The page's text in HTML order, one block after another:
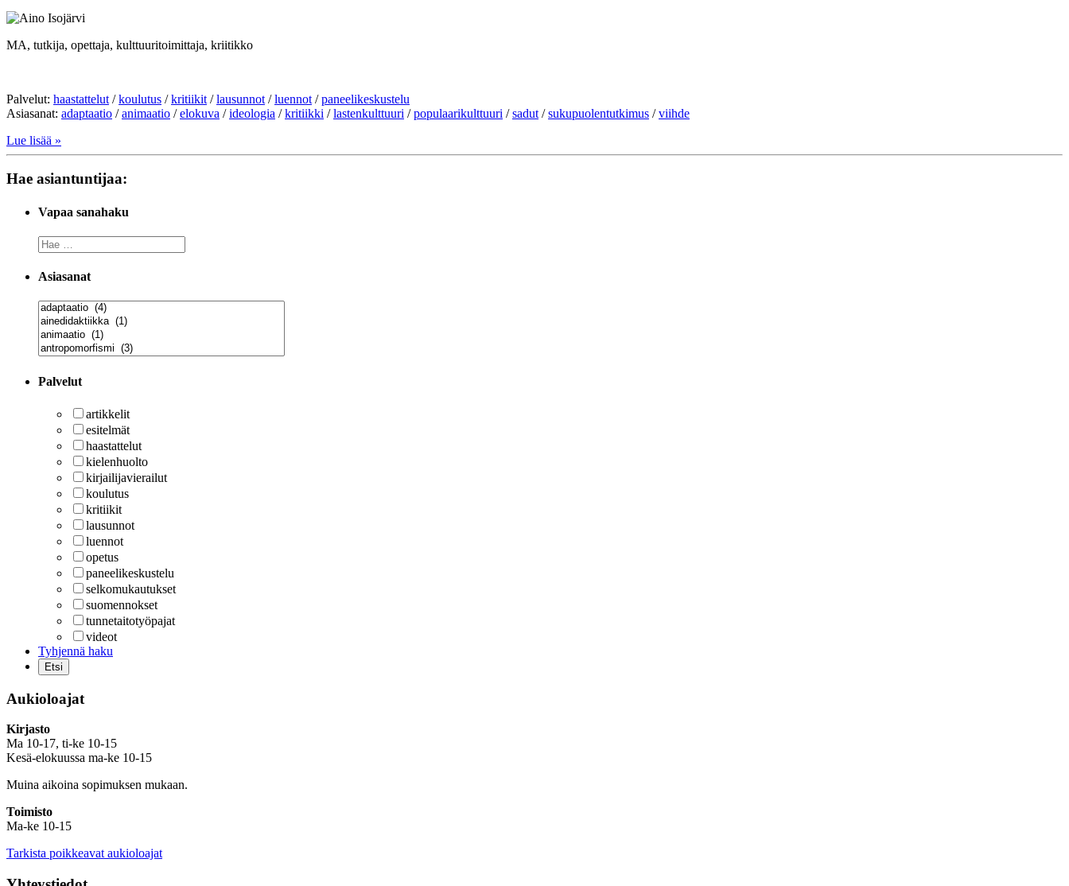
MA, tutkija, opettaja, kulttuuritoimittaja, kriitikko
Palvelut: haastattelut /koulutus /kritiikit /lausunnot /luennot /paneelikeskustelu
Asiasanat: adaptaatio /animaatio /elokuva /ideologia /kritiikki /lastenkulttuuri /populaarikulttuuri /sadut /sukupuolentutkimus /viihde
Lue lisää »
Hae asiantuntijaa:
Vapaa sanahaku
Asiasanat
Palvelut
artikkelit
esitelmät
haastattelut
kielenhuolto
kirjailijavierailut
koulutus
kritiikit
lausunnot
luennot
opetus
paneelikeskustelu
selkomukautukset
suomennokset
tunnetaitotyöpajat
videot
Tyhjennä haku
Aukioloajat
Kirjasto
Ma 10-17, ti-ke 10-15
Kesä-elokuussa ma-ke 10-15
Muina aikoina sopimuksen mukaan.
Toimisto
Ma-ke 10-15
Tarkista poikkeavat aukioloajat